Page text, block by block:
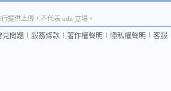
提供上傳，不代表 udn 立場。
見問題 服務條款 著作權聲明 隱私權聲明 客服